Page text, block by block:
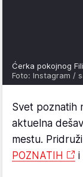
Ćerka pokojnog
Foto: Instagram /
Svet poznatih
aktuelna
mestu.
POZNATIH
i